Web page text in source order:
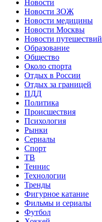
Новости
Новости ЗОЖ
Новости медицины
Новости Москвы
Новости путешествий
Образование
Общество
Около спорта
Отдых в России
Отдых за границей
ПДД
Политика
Происшествия
Психология
Рынки
Сериалы
Спорт
ТВ
Теннис
Технологии
Тренды
Фигурное катание
Фильмы и сериалы
Футбол